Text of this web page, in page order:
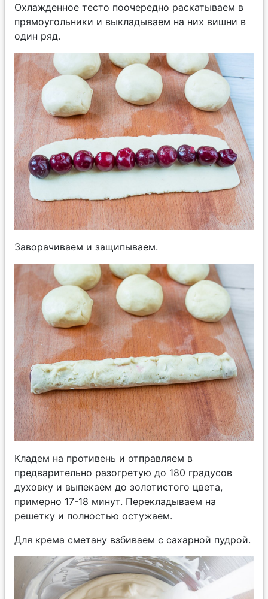
Охлажденное тесто поочередно раскатываем в
прямоугольники и выкладываем на них вишни в
один ряд.
Заворачиваем и защипываем.
Кладем на противень и отправляем в
предварительно разогретую до 180 градусов
духовку и выпекаем до золотистого цвета,
примерно 17-18 минут. Перекладываем на
решетку и полностью остужаем.
Для крема сметану взбиваем с сахарной пудрой.